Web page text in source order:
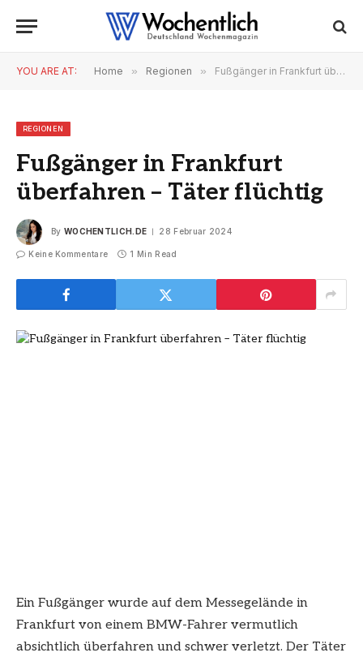
YOU ARE AT: Home » Regionen » Fußgänger in Frankfurt überfahren – Täter flüchtig
REGIONEN
Fußgänger in Frankfurt
überfahren – Täter flüchtig
By WOCHENTLICH.DE 28 Februar 2024
Keine Kommentare 1 Min Read
Ein Fußgänger wurde auf dem Messegelände in
Frankfurt von einem BMW-Fahrer vermutlich
absichtlich überfahren und schwer verletzt. Der Täter